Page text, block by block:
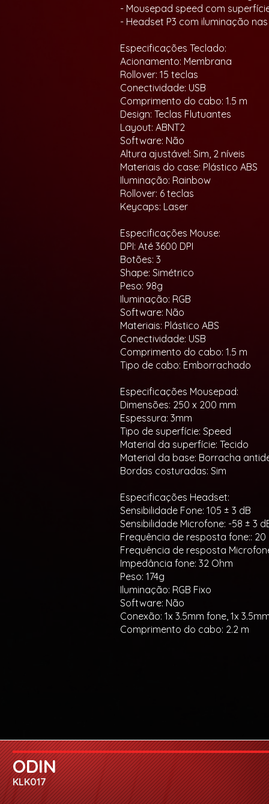
- Mousepad speed com
- Headset P3 com iluminação
Especificações Teclado:
Acionamento: Membrana
Rollover: 15 teclas
Conectividade: USB
Comprimento do cabo: 1.5 m
Design: Teclas Flutuantes
Layout: ABNT2
Software: Não
Altura ajustável: Sim, 2 níveis
Materiais do case: Plástico ABS
Iluminação: Rainbow
Rollover: 6 teclas
Keycaps: Laser
Especificações Mouse:
DPI: Até 3600 DPI
Botões: 3
Shape: Simétrico
Peso: 98g
Iluminação: RGB
Software: Não
Materiais: Plástico ABS
Conectividade: USB
Comprimento do cabo: 1.5 m
Tipo de cabo: Emborrachado
Especificações Mousepad:
Dimensões: 250 x 200 mm
Espessura: 3mm
Tipo de superfície: Speed
Material da superfície: Tecido
Material da base: Borracha
Bordas costuradas: Sim
Especificações Headset:
Sensibilidade Fone: 105 ± 3 dB
Sensibilidade Microfone: -58 ± 3
Frequência de resposta fone:: 20
Frequência de resposta
Impedância fone: 32 Ohm
Peso: 174g
Iluminação: RGB Fixo
Software: Não
Conexão: 1x 3.5mm fone, 1x
Comprimento do cabo: 2.2 m
ODIN
KLK017